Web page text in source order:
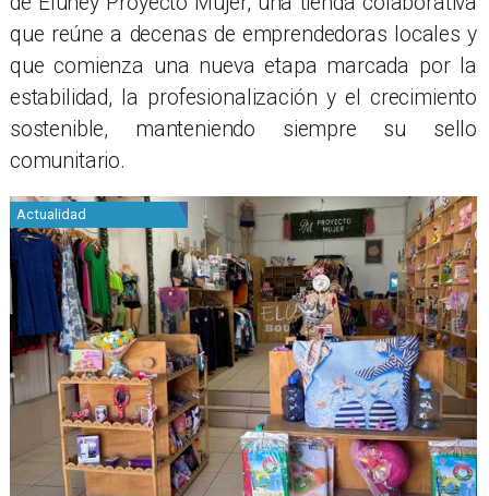
que reúne a decenas de emprendedoras locales y
que comienza una nueva etapa marcada por la
estabilidad, la profesionalización y el crecimiento
sostenible, manteniendo siempre su sello
comunitario.
Actualidad